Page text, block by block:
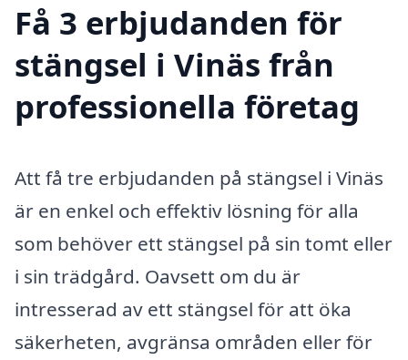
Få 3 erbjudanden för
stängsel i Vinäs från
professionella företag
Att få tre erbjudanden på stängsel i Vinäs
är en enkel och effektiv lösning för alla
som behöver ett stängsel på sin tomt eller
i sin trädgård. Oavsett om du är
intresserad av ett stängsel för att öka
säkerheten, avgränsa områden eller för